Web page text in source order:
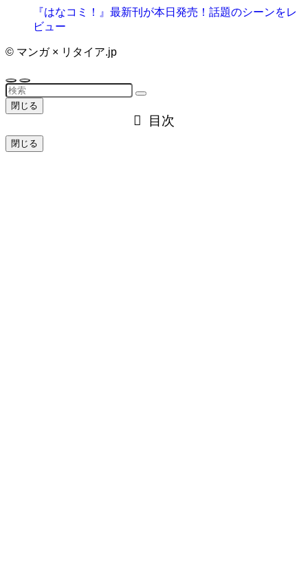
『はなコミ！』最新刊が本日発売！話題のシーンをレ
ビュー
© マンガ × リタイア.jp
閉じる
目次
閉じる